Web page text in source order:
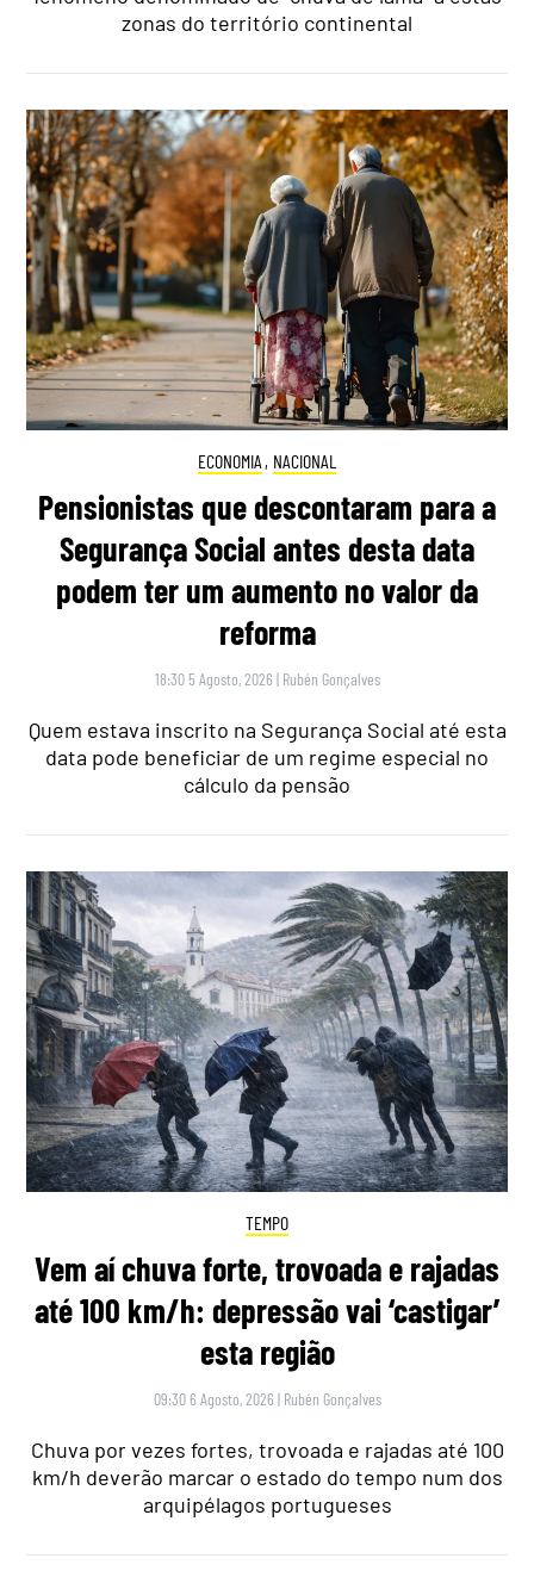
zonas do território continental
ECONOMIA , NACIONAL
Pensionistas que descontaram para a
Segurança Social antes desta data
podem ter um aumento no valor da
reforma
18:30 5 Agosto, 2026 | Rubén Gonçalves
Quem estava inscrito na Segurança Social até esta
data pode beneficiar de um regime especial no
cálculo da pensão
TEMPO
Vem aí chuva forte, trovoada e rajadas
até 100 km/h: depressão vai ‘castigar’
esta região
09:30 6 Agosto, 2026 | Rubén Gonçalves
Chuva por vezes fortes, trovoada e rajadas até 100
km/h deverão marcar o estado do tempo num dos
arquipélagos portugueses